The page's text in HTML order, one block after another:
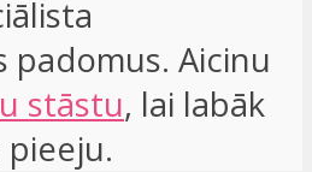
padomus. Aicinu
stāstu, lai labāk